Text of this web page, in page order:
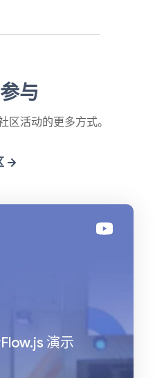
与
区活动的更多方式。
演示